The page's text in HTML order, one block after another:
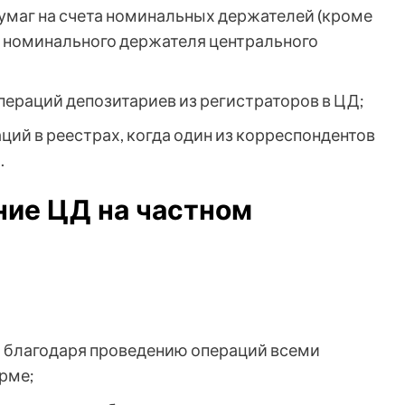
на счета номинальных держателей (кроме
держателя центрального
депозитариев из регистраторов в ЦД;
в реестрах, когда один из корреспондентов
ЦД на частном
проведению операций всеми